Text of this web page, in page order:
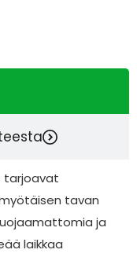
tarjoavat
tavan
ja
laikkaa